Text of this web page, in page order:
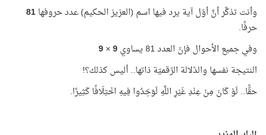
وأنت تذكَّر أنَّ أوّل آية يرد فيها اسم (العزيز الحكيم) عدد حروفها81
حرفًا.
وفي جميع الأحوال فإنّ العدد 81 يساوي
9
×
9
النتيجة نفسها والدّلالة الرّقميّة ذاتها.. أليس كذلك؟!
حقًّا.. لَوْ كَانَ مِنْ عِنْدِ غَيْرِ اللَّهِ لَوَجَدُوا فِيهِ اخْتِلَافًا كَثِيرًا.